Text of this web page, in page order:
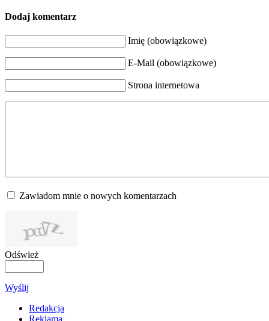
Dodaj komentarz
Imię (obowiązkowe)
E-Mail (obowiązkowe)
Strona internetowa
Zawiadom mnie o nowych komentarzach
Odśwież
Wyślij
Redakcja
Reklama